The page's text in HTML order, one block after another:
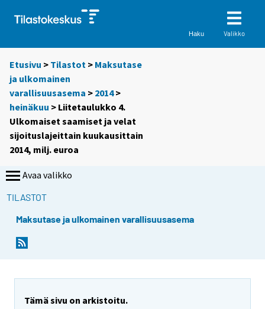
Haku Valikko
Etusivu > Tilastot > Maksutase
ja ulkomainen
varallisuusasema > 2014>
heinäkuu > Liitetaulukko 4.
Ulkomaiset saamiset ja velat
sijoituslajeittain kuukausittain
2014, milj. euroa
Avaa valikko
TILASTOT
Maksutase ja ulkomainen varallisuusasema
Tämä sivu on arkistoitu.